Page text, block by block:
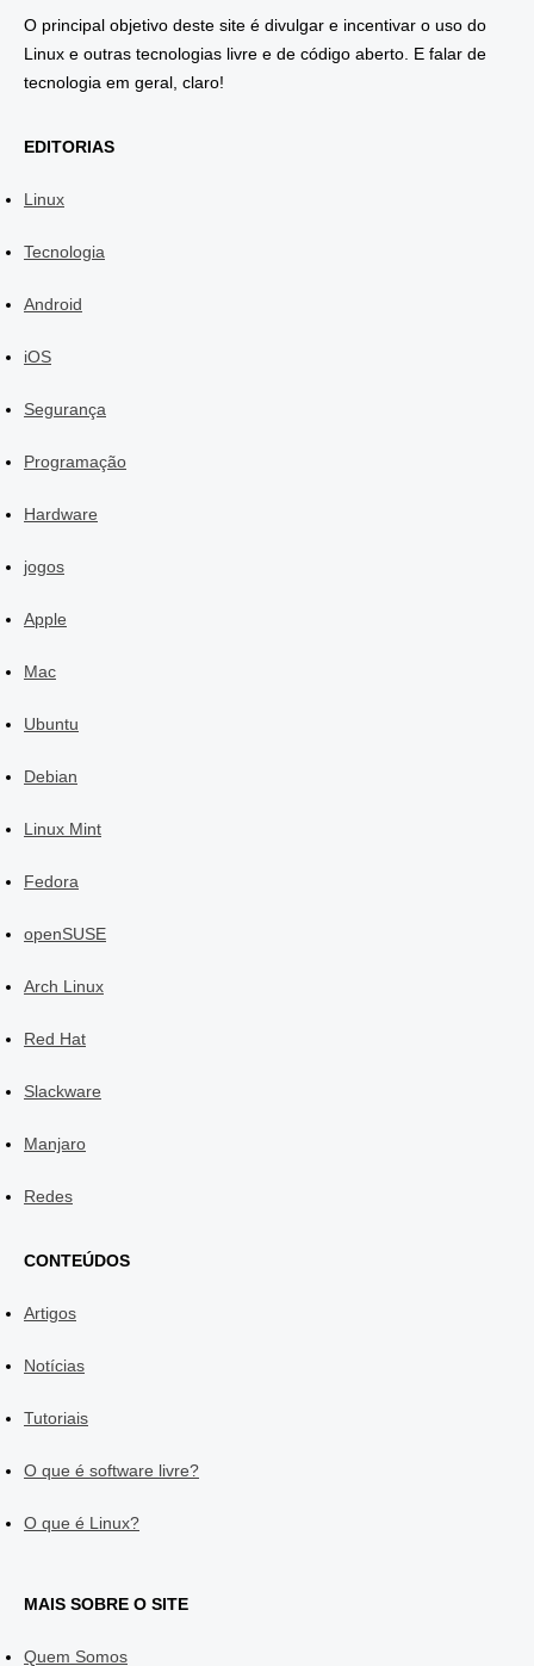
O principal objetivo deste site é divulgar e incentivar o uso do
Linux e outras tecnologias livre e de código aberto. E falar de
tecnologia em geral, claro!
EDITORIAS
Linux
Tecnologia
Android
iOS
Segurança
Programação
Hardware
jogos
Apple
Mac
Ubuntu
Debian
Linux Mint
Fedora
openSUSE
Arch Linux
Red Hat
Slackware
Manjaro
Redes
CONTEÚDOS
Artigos
Notícias
Tutoriais
O que é software livre?
O que é Linux?
MAIS SOBRE O SITE
Quem Somos